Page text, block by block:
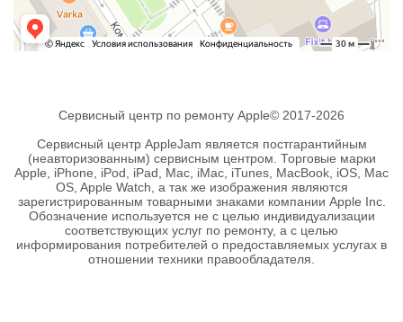
Сервисный центр по ремонту Apple© 2017-2026
Сервисный центр AppleJam является постгарантийным
(неавторизованным) сервисным центром. Торговые марки
Apple, iPhone, iPod, iPad, Mac, iMac, iTunes, MacBook, iOS, Mac
OS, Apple Watch, а так же изображения являются
зарегистрированным товарными знаками компании Apple Inc.
Обозначение используется не с целью индивидуализации
соответствующих услуг по ремонту, а с целью
информирования потребителей о предоставляемых услугах в
отношении техники правообладателя.